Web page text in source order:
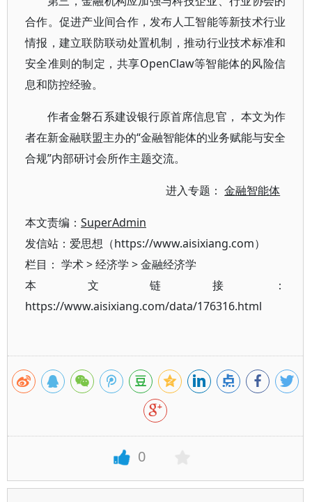
合作。促进产业间合作，发布人工智能等新技术行业
情报，建立联防联动处置机制，推动行业技术标准和
安全准则的制定，共享OpenClaw等智能体的风险信
息和防控经验。
作者金磐石系建设银行原首席信息官， 本文为作
者在新金融联盟主办的“金融智能体的业务赋能与安全
合规”内部研讨会所作主题交流。
进入专题：金融智能体
本文责编： SuperAdmin
发信站：爱思想（https://www.aisixiang.com）
栏目： 学术>经济学 >金融经济学
本文链接：
https://www.aisixiang.com/data/176316.html
0